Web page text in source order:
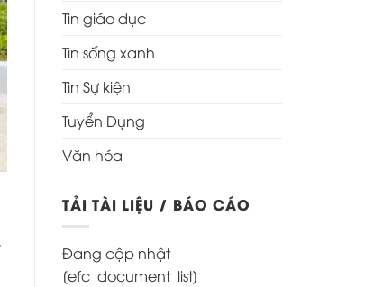
Tin giáo dục
Tin sống xanh
Tin Sự kiện
Tuyển Dụng
Văn hóa
TẢI TÀI LIỆU / BÁO CÁO
Đang cập nhật
[efc_document_list]